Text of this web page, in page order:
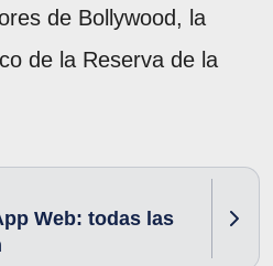
de Bollywood, la
de la Reserva de la
Web: todas las